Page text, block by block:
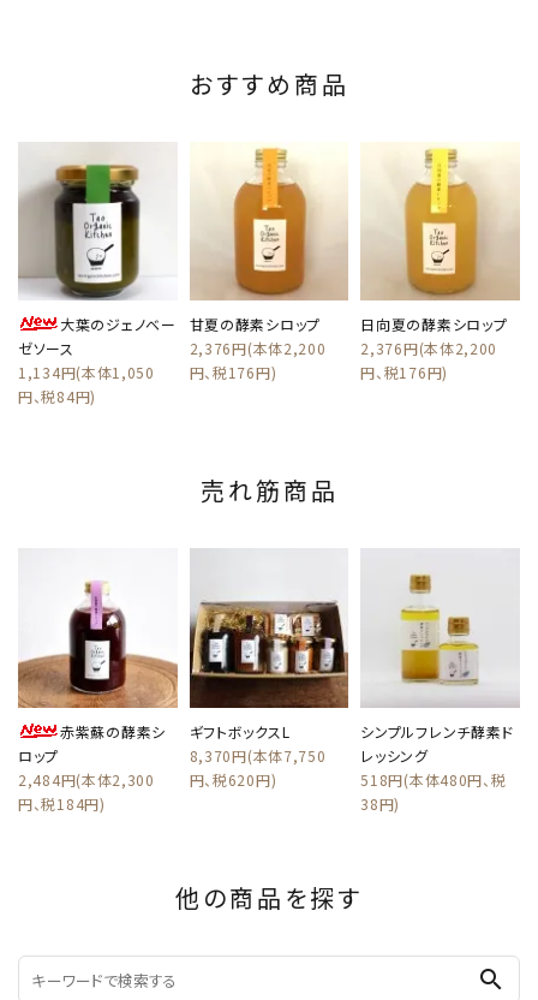
おすすめ商品
大葉のジェノベー
ゼソース
1,134円(本体1,050
円、税84円)
甘夏の酵素シロップ
2,376円(本体2,200
円、税176円)
日向夏の酵素シロップ
2,376円(本体2,200
円、税176円)
売れ筋商品
赤紫蘇の酵素シ
ロップ
2,484円(本体2,300
円、税184円)
ギフトボックスL
8,370円(本体7,750
円、税620円)
シンプルフレンチ酵素ド
レッシング
518円(本体480円、税
38円)
他の商品を探す
search